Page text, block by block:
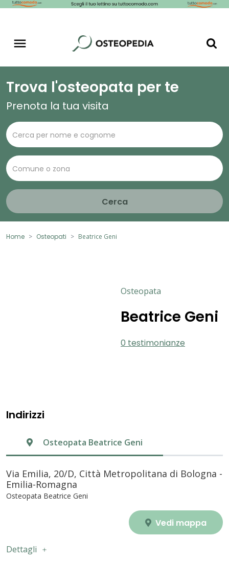
Trova l'osteopata per te
Prenota la tua visita
Cerca
Home Osteopati Beatrice Geni
Osteopata
Beatrice Geni
0 testimonianze
Indirizzi
Osteopata Beatrice Geni
Via Emilia, 20/D, Città Metropolitana di Bologna -
Emilia-Romagna
Osteopata Beatrice Geni
Vedi mappa
Dettagli